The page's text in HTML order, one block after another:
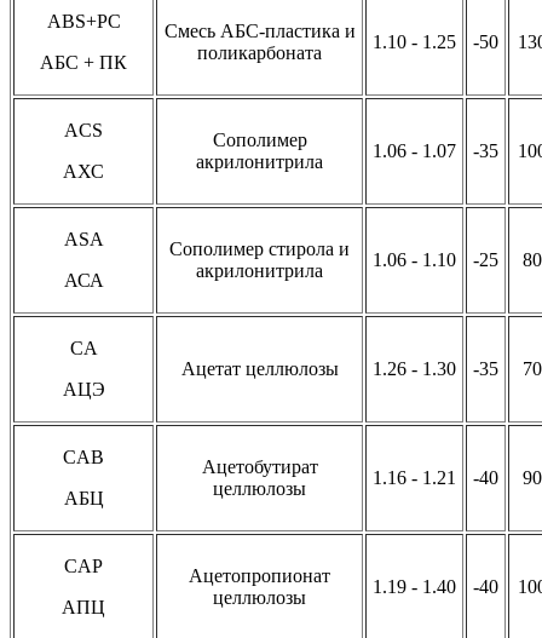
ABS+PC
АБС + ПК
Смесь АБС-пластика и
поликарбоната
1.10 - 1.25 -50
ACS
АХС
Сополимер
акрилонитрила
1.06 - 1.07 -35
ASA
АСА
Сополимер стирола и
акрилонитрила
1.06 - 1.10 -25 80
CA
АЦЭ
Ацетат целлюлозы 1.26 - 1.30 -35 70
CAB
АБЦ
Ацетобутират
целлюлозы
1.16 - 1.21 -40 90
CAP
АПЦ
Ацетопропионат
целлюлозы
1.19 - 1.40 -40